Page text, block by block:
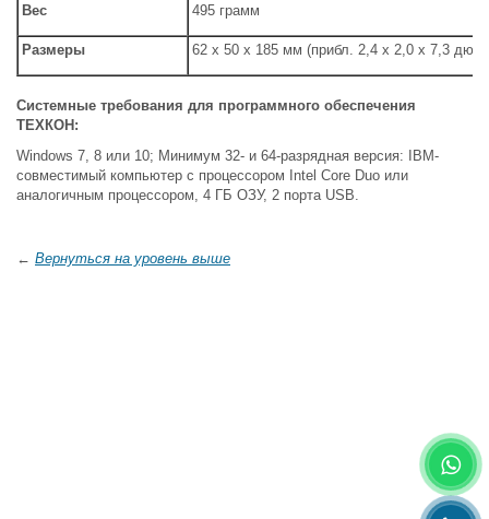
Вес 495 грамм
Размеры 62 x 50 x 185 мм (прибл. 2,4 x 2,0 x 7,3
Системные требования для программного обеспечения
ТЕХКОН:
Windows 7, 8 или 10; Минимум 32- и 64-разрядная версия: IBM-
совместимый компьютер с процессором Intel Core Duo или
аналогичным процессором, 4 ГБ ОЗУ, 2 порта USB.
← Вернуться на уровень выше